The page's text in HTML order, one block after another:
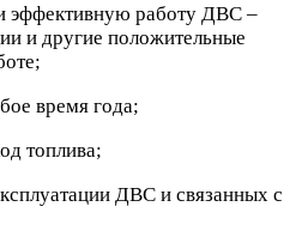
эффективную работу ДВС –
и другие положительные
время года;
топлива;
ДВС и связанных с